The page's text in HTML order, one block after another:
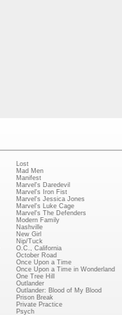
Lost
Mad Men
Manifest
Marvel's Daredevil
Marvel's Iron Fist
Marvel's Jessica Jones
Marvel's Luke Cage
Marvel's The Defenders
Modern Family
Nashville
New Girl
Nip/Tuck
O.C., California
October Road
Once Upon a Time
Once Upon a Time in Wonderland
One Tree Hill
Outlander
Outlander: Blood of My Blood
Prison Break
Private Practice
Psych